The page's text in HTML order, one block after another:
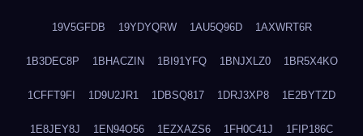
19V5GFDB 19YDYQRW 1AU5Q96D 1AXWRT6R
1B3DEC8P 1BHACZIN 1BI91YFQ 1BNJXLZ0 1BR5X4KO
1CFFT9FI 1D9U2JR1 1DBSQ817 1DRJ3XP8 1E2BYTZD
1E8JEY8J 1EN94O56 1EZXAZS6 1FH0C41J 1FIP186C